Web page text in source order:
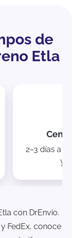
de
Etla
Centro
2–3 días a
y
con DrEnvío.
FedEx, conoce